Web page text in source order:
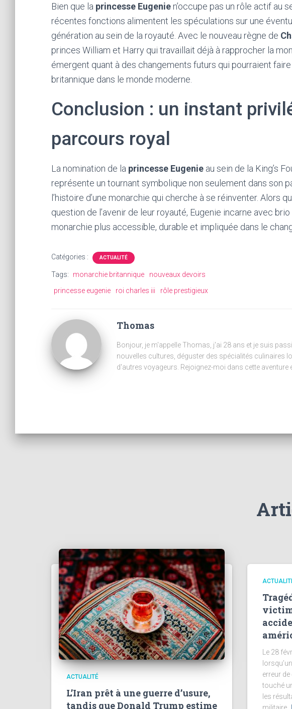
Bien que la princesse Eugenie n’occupe pas un rôle actif au
récentes fonctions alimentent les spéculations sur une
génération au sein de la royauté. Avec le nouveau règne de
princes William et Harry qui travaillait déjà à rapprocher la
émergent quant à des changements futurs qui pourraient
britannique dans le monde moderne.
Conclusion : un instant
parcours royal
La nomination de la princesse Eugenie au sein de la King’s
représente un tournant symbolique non seulement dans son
l’histoire d’une monarchie qui cherche à se réinventer. Alors
question de l’avenir de leur royauté, Eugenie incarne avec brio
monarchie plus accessible, durable et impliquée dans le
Catégories : ACTUALITÉ
Tags: monarchie britannique
nouveaux devoirs
princesse eugenie
roi charles iii rôle prestigieux
Thomas
Bonjour, je m'appelle Thomas, j'ai 28 ans et je suis
nouvelles cultures, déguster des spécialités culinaires
d'autres voyageurs. Rejoignez-moi dans cette aventure
ACTUALITÉ
L’Iran prêt à une guerre d’usure,
tandis que Donald Trump estime
Le 28
erreur de
touché
les